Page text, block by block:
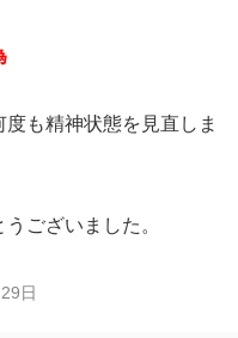
も精神状態を見直しま
ございました。
日